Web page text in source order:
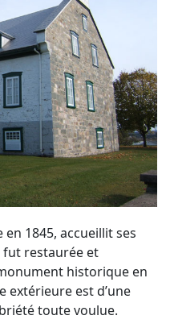
1845, accueillit ses
fut restaurée et
historique en
extérieure est d’une
toute voulue.